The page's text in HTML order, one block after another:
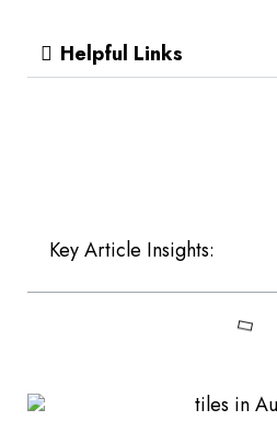
Helpful Links
Key Article Insights: